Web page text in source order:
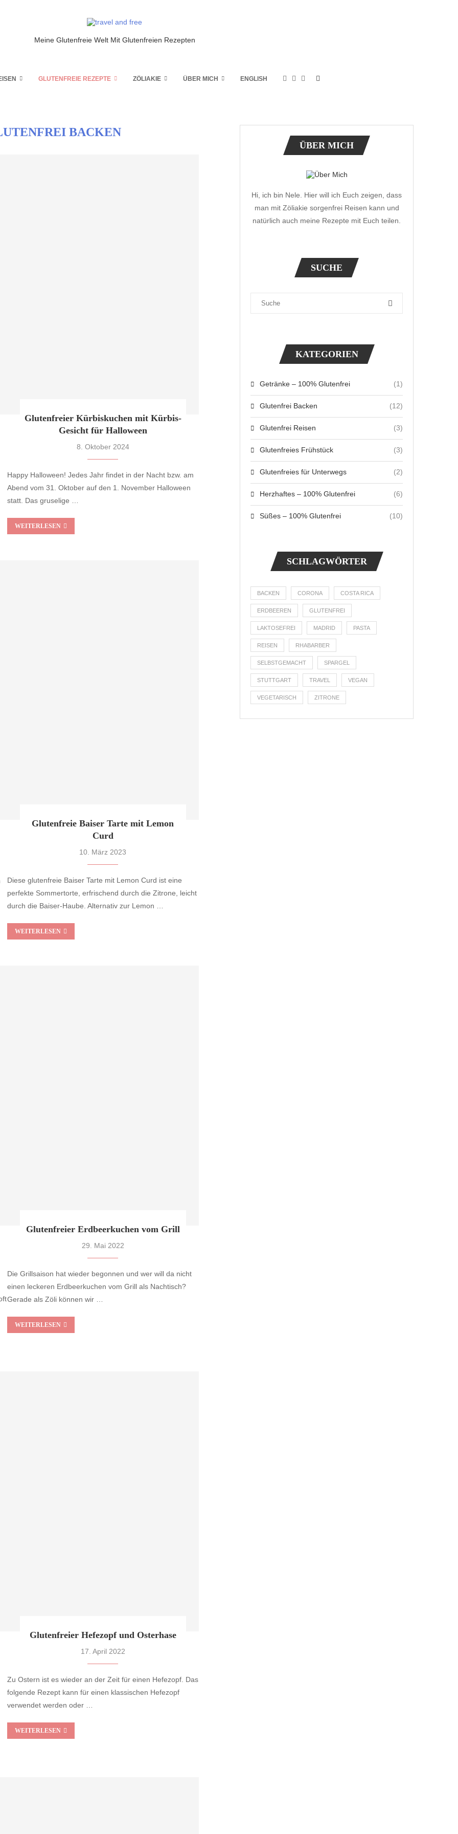
Meine Glutenfreie Welt Mit Glutenfreien Rezepten
GLUTENFREIE REZEPTE ZÖLIAKIE ÜBER MICH ENGLISH
BACKEN
Glutenfreier Kürbiskuchen mit Kürbis-
Gesicht für Halloween
8. Oktober 2024
Happy Halloween! Jedes Jahr findet in der Nacht bzw. am
Abend vom 31. Oktober auf den 1. November Halloween
statt. Das gruselige …
WEITERLESEN
Glutenfreie Baiser Tarte mit Lemon
Curd
10. März 2023
Diese glutenfreie Baiser Tarte mit Lemon Curd ist eine
perfekte Sommertorte, erfrischend durch die Zitrone, leicht
durch die Baiser-Haube. Alternativ zur Lemon …
WEITERLESEN
Glutenfreier Erdbeerkuchen vom Grill
29. Mai 2022
Die Grillsaison hat wieder begonnen und wer will da nicht
einen leckeren Erdbeerkuchen vom Grill als Nachtisch?
Gerade als Zöli können wir …
WEITERLESEN
Glutenfreier Hefezopf und Osterhase
17. April 2022
Zu Ostern ist es wieder an der Zeit für einen Hefezopf. Das
folgende Rezept kann für einen klassischen Hefezopf
verwendet werden oder …
WEITERLESEN
ÜBER MICH
Hi, ich bin Nele. Hier will ich Euch zeigen, dass
man mit Zöliakie sorgenfrei Reisen kann und
natürlich auch meine Rezepte mit Euch teilen.
SUCHE
KATEGORIEN
Getränke – 100% Glutenfrei (1)
Glutenfrei Backen (12)
Glutenfrei Reisen (3)
Glutenfreies Frühstück (3)
Glutenfreies für Unterwegs (2)
Herzhaftes – 100% Glutenfrei (6)
Süßes – 100% Glutenfrei (10)
SCHLAGWÖRTER
BACKEN CORONA COSTA RICA
ERDBEEREN GLUTENFREI
LAKTOSEFREI MADRID PASTA
REISEN RHABARBER
SELBSTGEMACHT SPARGEL
STUTTGART TRAVEL VEGAN
VEGETARISCH ZITRONE